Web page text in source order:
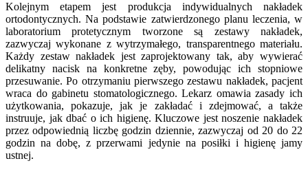
Kolejnym etapem jest produkcja indywidualnych nakładek
ortodontycznych. Na podstawie zatwierdzonego planu leczenia, w
laboratorium protetycznym tworzone są zestawy nakładek,
zazwyczaj wykonane z wytrzymałego, transparentnego materiału.
Każdy zestaw nakładek jest zaprojektowany tak, aby wywierać
delikatny nacisk na konkretne zęby, powodując ich stopniowe
przesuwanie. Po otrzymaniu pierwszego zestawu nakładek, pacjent
wraca do gabinetu stomatologicznego. Lekarz omawia zasady ich
użytkowania, pokazuje, jak je zakładać i zdejmować, a także
instruuje, jak dbać o ich higienę. Kluczowe jest noszenie nakładek
przez odpowiednią liczbę godzin dziennie, zazwyczaj od 20 do 22
godzin na dobę, z przerwami jedynie na posiłki i higienę jamy
ustnej.